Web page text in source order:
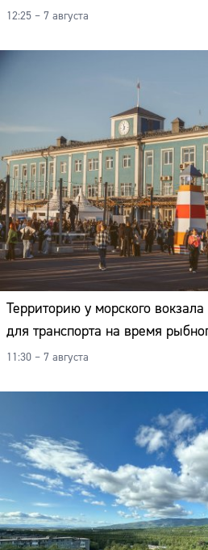
12:25 – 7 августа
Территорию у морского
для транспорта на время
11:30 – 7 августа